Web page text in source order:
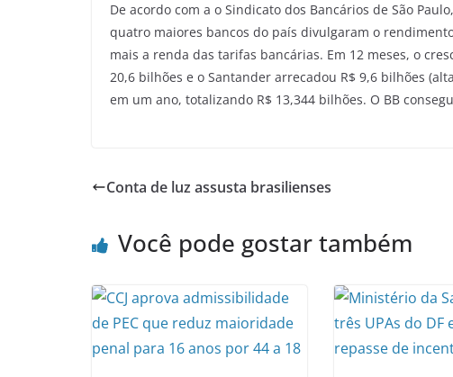
De acordo com a o Sindicato dos Bancários de São
quatro maiores bancos do país divulgaram o
mais a renda das tarifas bancárias. Em 12 meses, o
20,6 bilhões e o Santander arrecadou R$ 9,6 bilhões
em um ano, totalizando R$ 13,344 bilhões. O BB
Conta de luz assusta brasilienses
Você pode gostar também